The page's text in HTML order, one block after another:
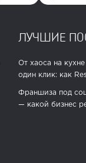
ЛУЧШИЕ
От хаоса на
один клик: как
Франшиза под
— какой бизнес